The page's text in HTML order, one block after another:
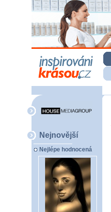
Nejnovější
Nejlépe hodnocená